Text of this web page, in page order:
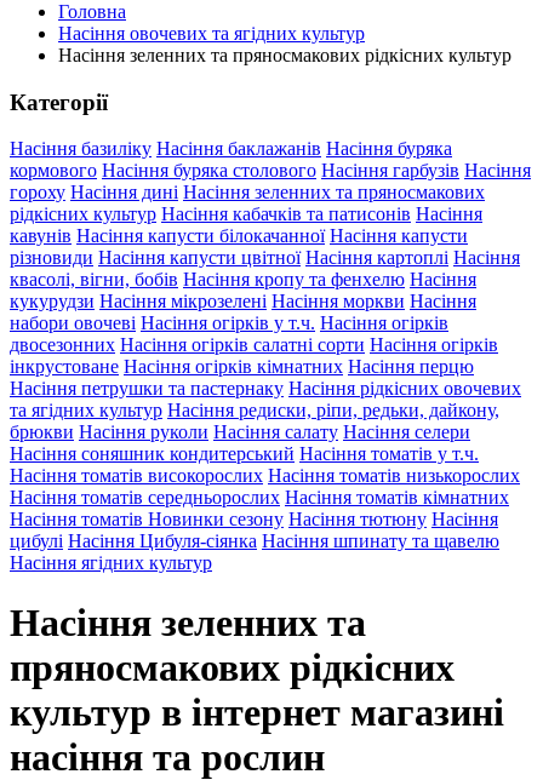
Головна
Насіння овочевих та ягідних культур
Насіння зеленних та пряносмакових рідкісних культур
Категорії
Насіння базиліку Насіння баклажанів Насіння буряка
кормового Насіння буряка столового Насіння гарбузів Насіння
гороху Насіння дині Насіння зеленних та пряносмакових
рідкісних культур Насіння кабачків та патисонів Насіння
кавунів Насіння капусти білокачанної Насіння капусти
різновиди Насіння капусти цвітної Насіння картоплі Насіння
квасолі, вігни, бобів Насіння кропу та фенхелю Насіння
кукурудзи Насіння мікрозелені Насіння моркви Насіння
набори овочеві Насіння огірків у т.ч. Насіння огірків
двосезонних Насіння огірків салатні сорти Насіння огірків
інкрустоване Насіння огірків кімнатних Насіння перцю
Насіння петрушки та пастернаку Насіння рідкісних овочевих
та ягідних культур Насіння редиски, ріпи, редьки, дайкону,
брюкви Насіння руколи Насіння салату Насіння селери
Насіння соняшник кондитерський Насіння томатів у т.ч.
Насіння томатів високорослих Насіння томатів низькорослих
Насіння томатів середньорослих Насіння томатів кімнатних
Насіння томатів Новинки сезону Насіння тютюну Насіння
цибулі Насіння Цибуля-сіянка Насіння шпинату та щавелю
Насіння ягідних культур
Насіння зеленних та
пряносмакових рідкісних
культур в інтернет магазині
насіння та рослин